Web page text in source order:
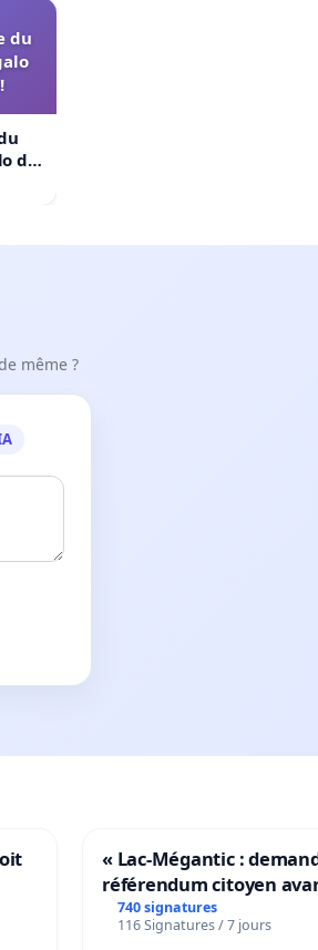
du
du
même ?
« Lac-Mégantic :
référendum citoyen
transformation
notre territoire »
740 signatures
116 Signatures / 7 jours